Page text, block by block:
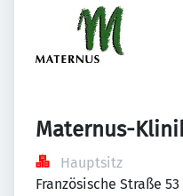
Maternus-
Hauptsitz
Französische Straße